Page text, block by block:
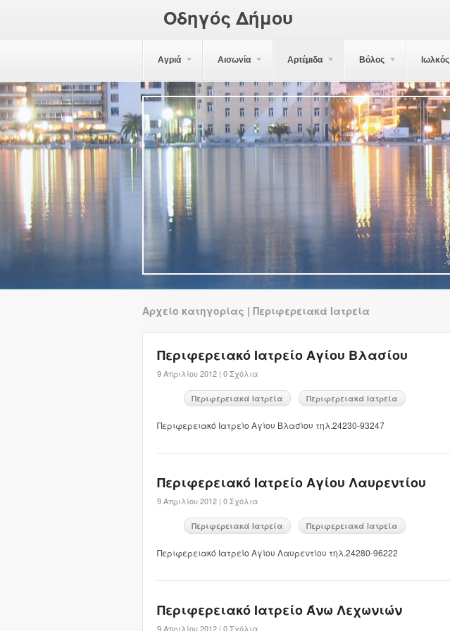
Οδηγός Δήμου
Αγριά Αισωνία Αρτέμιδα Βόλος Ιωλκός
Αρχείο κατηγορίας | Περιφερειακά Ιατρεία
Περιφερειακό Ιατρείο Αγίου Βλασίου
9 Απριλίου 2012 | 0 Σχόλια
Περιφερειακά Ιατρεία Περιφερειακά Ιατρεία
Περιφερειακό Ιατρείο Αγίου Βλασίου τηλ.24230-93247
Περιφερειακό Ιατρείο Αγίου Λαυρεντίου
9 Απριλίου 2012 | 0 Σχόλια
Περιφερειακά Ιατρεία Περιφερειακά Ιατρεία
Περιφερειακό Ιατρείο Αγίου Λαυρεντίου τηλ.24280-96222
Περιφερειακό Ιατρείο Άνω Λεχωνιών
9 Απριλίου 2012 | 0 Σχόλια